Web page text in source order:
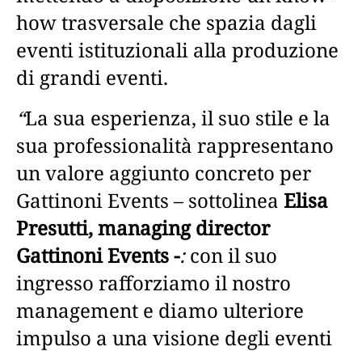
how trasversale che spazia dagli
eventi istituzionali alla produzione
di grandi eventi.
“La sua esperienza, il suo stile e la
sua professionalità rappresentano
un valore aggiunto concreto per
Gattinoni Events – sottolinea Elisa
Presutti, managing director
Gattinoni Events -:con il suo
ingresso rafforziamo il nostro
management e diamo ulteriore
impulso a una visione degli eventi